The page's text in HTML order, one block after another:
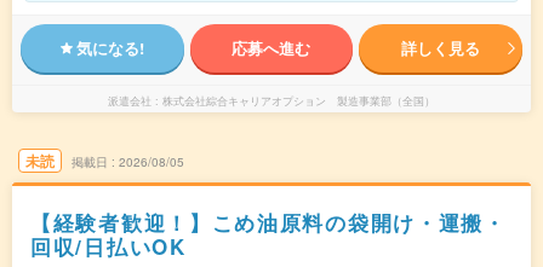
気になる! 応募へ進む 詳しく見る
派遣会社 株式会社綜合キャリアオプション 製造事業部（全国）
未読 掲載日 2026/08/05
【経験者歓迎！】こめ油原料の袋開け・運搬・
回収/日払いOK